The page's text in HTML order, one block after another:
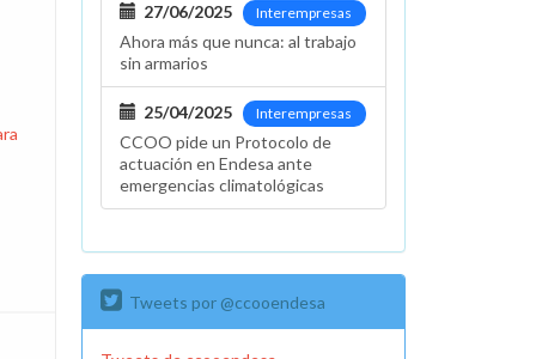
Interempresas
27/06/2025
Ahora más que nunca: al trabajo
sin armarios
Interempresas
25/04/2025
CCOO pide un Protocolo de
actuación en Endesa ante
emergencias climatológicas
Tweets por @ccooendesa